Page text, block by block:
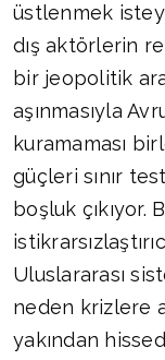
üstlenmek
dış aktörlerin
bir jeopolitik
aşınmasıyla
kuramaması
güçleri sınır
boşluk çıkıyor.
Uluslararası
neden krizlere
yakından